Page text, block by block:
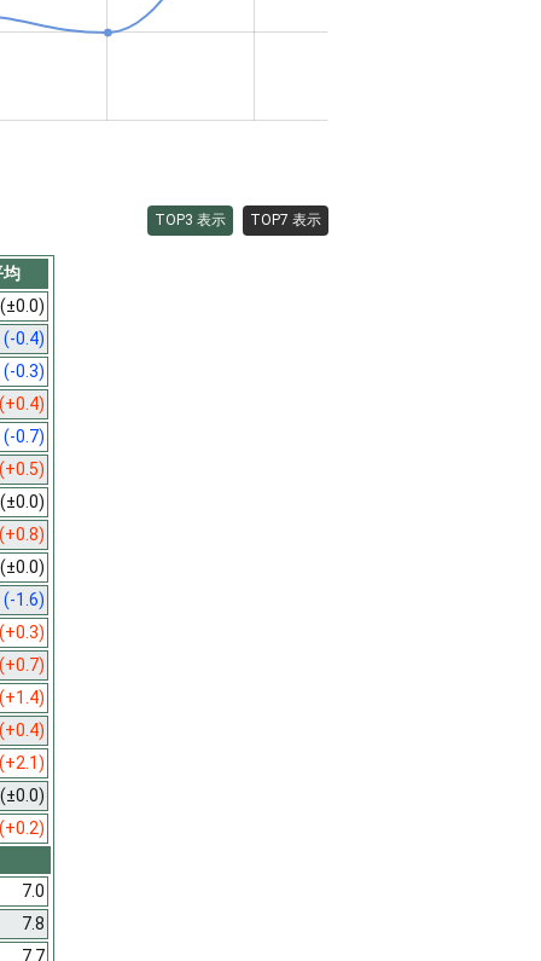
TOP3 表示 TOP7 表示
均
(±0.0)
(-0.4)
(-0.3)
(+0.4)
(-0.7)
(+0.5)
(±0.0)
(+0.8)
(±0.0)
(-1.6)
(+0.3)
(+0.7)
(+1.4)
(+0.4)
(+2.1)
(±0.0)
(+0.2)
7.0
7.8
7.7